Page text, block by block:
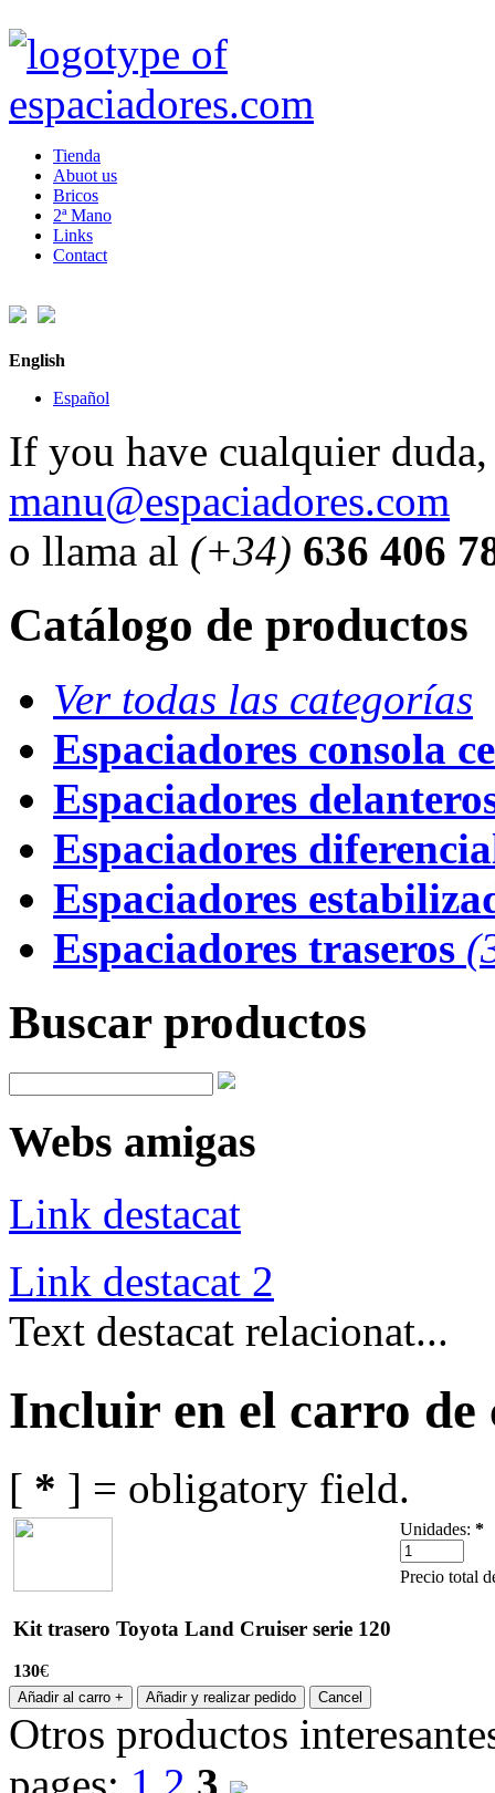
Tienda
Abuot us
Bricos
2ª Mano
Links
Contact
English
Español
If you have cualquier duda,
manu@espaciadores.com
o llama al (+34) 636 406
Catálogo de productos
Ver todas las categorías
Espaciadores consola
Espaciadores
Espaciadores
Espaciadores
Espaciadores traseros
Buscar productos
Webs amigas
Link destacat
Link destacat 2
Text destacat relacionat...
Incluir en el carro de
[ * ] = obligatory field.
Kit trasero Toyota Land Cruiser serie 120
130€
Unidades: *
Precio total
Otros productos